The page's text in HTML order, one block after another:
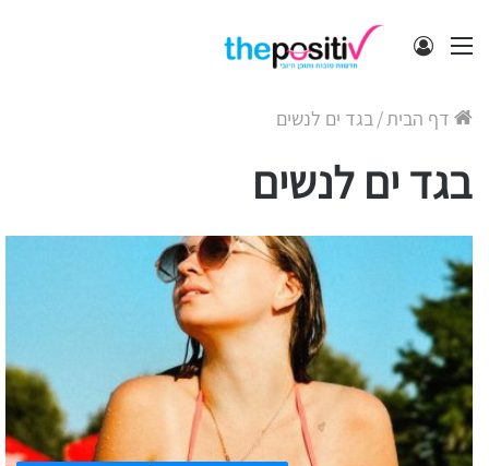
תפריט התחבר
דף הבית/בגד ים לנשים
בגד ים לנשים